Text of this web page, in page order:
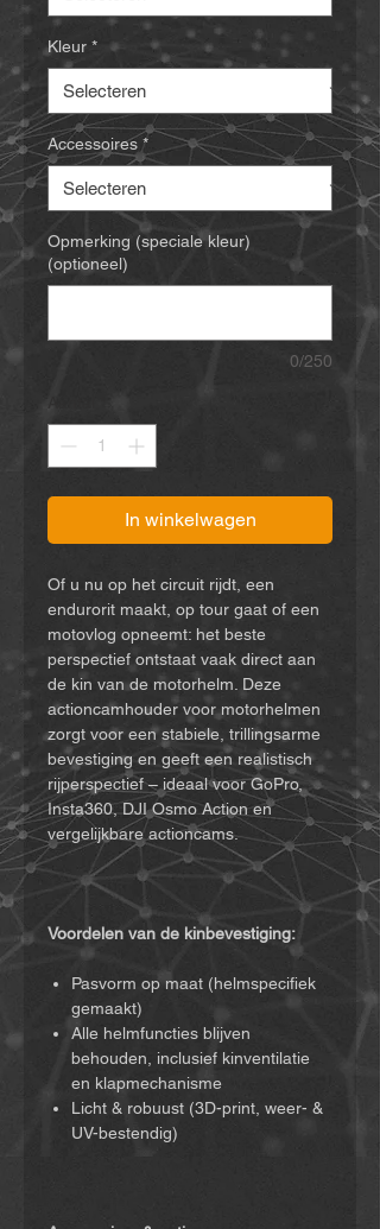
Kleur *
Accessoires *
Opmerking (speciale kleur)
(optioneel)
0/250
In winkelwagen
Of u nu op het circuit rijdt, een
endurorit maakt, op tour gaat of een
motovlog opneemt: het beste
perspectief ontstaat vaak direct aan
de kin van de motorhelm. Deze
actioncamhouder voor motorhelmen
zorgt voor een stabiele, trillingsarme
bevestiging en geeft een realistisch
rijperspectief – ideaal voor GoPro,
Insta360, DJI Osmo Action en
vergelijkbare actioncams.
Voordelen van de kinbevestiging:
Pasvorm op maat (helmspecifiek
gemaakt)
Alle helmfuncties blijven
behouden, inclusief kinventilatie
en klapmechanisme
Licht & robuust (3D-print, weer- &
UV-bestendig)